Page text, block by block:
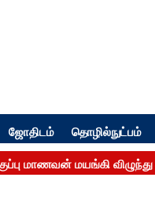
ஜோதிடம் தொழில்நுட்பம்